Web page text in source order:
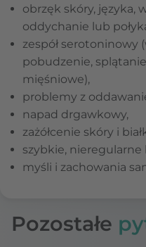
obrzęk skóry, języka,
oddychanie lub
zespół serotoninowy
pobudzenie,
mięśniowe),
problemy z
napad drgawkowy,
zażółcenie skóry i
szybkie, nieregularne
myśli i zachowania
Pozostałe